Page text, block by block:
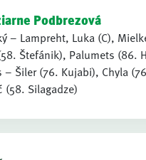
Podbrezová
– Lampreht, Luka (C),
Štefánik), Palumets (86.
– Šiler (76. Kujabi), Chyla
(58. Silagadze)